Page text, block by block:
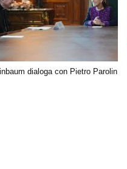
dialoga con Pietro Parolin